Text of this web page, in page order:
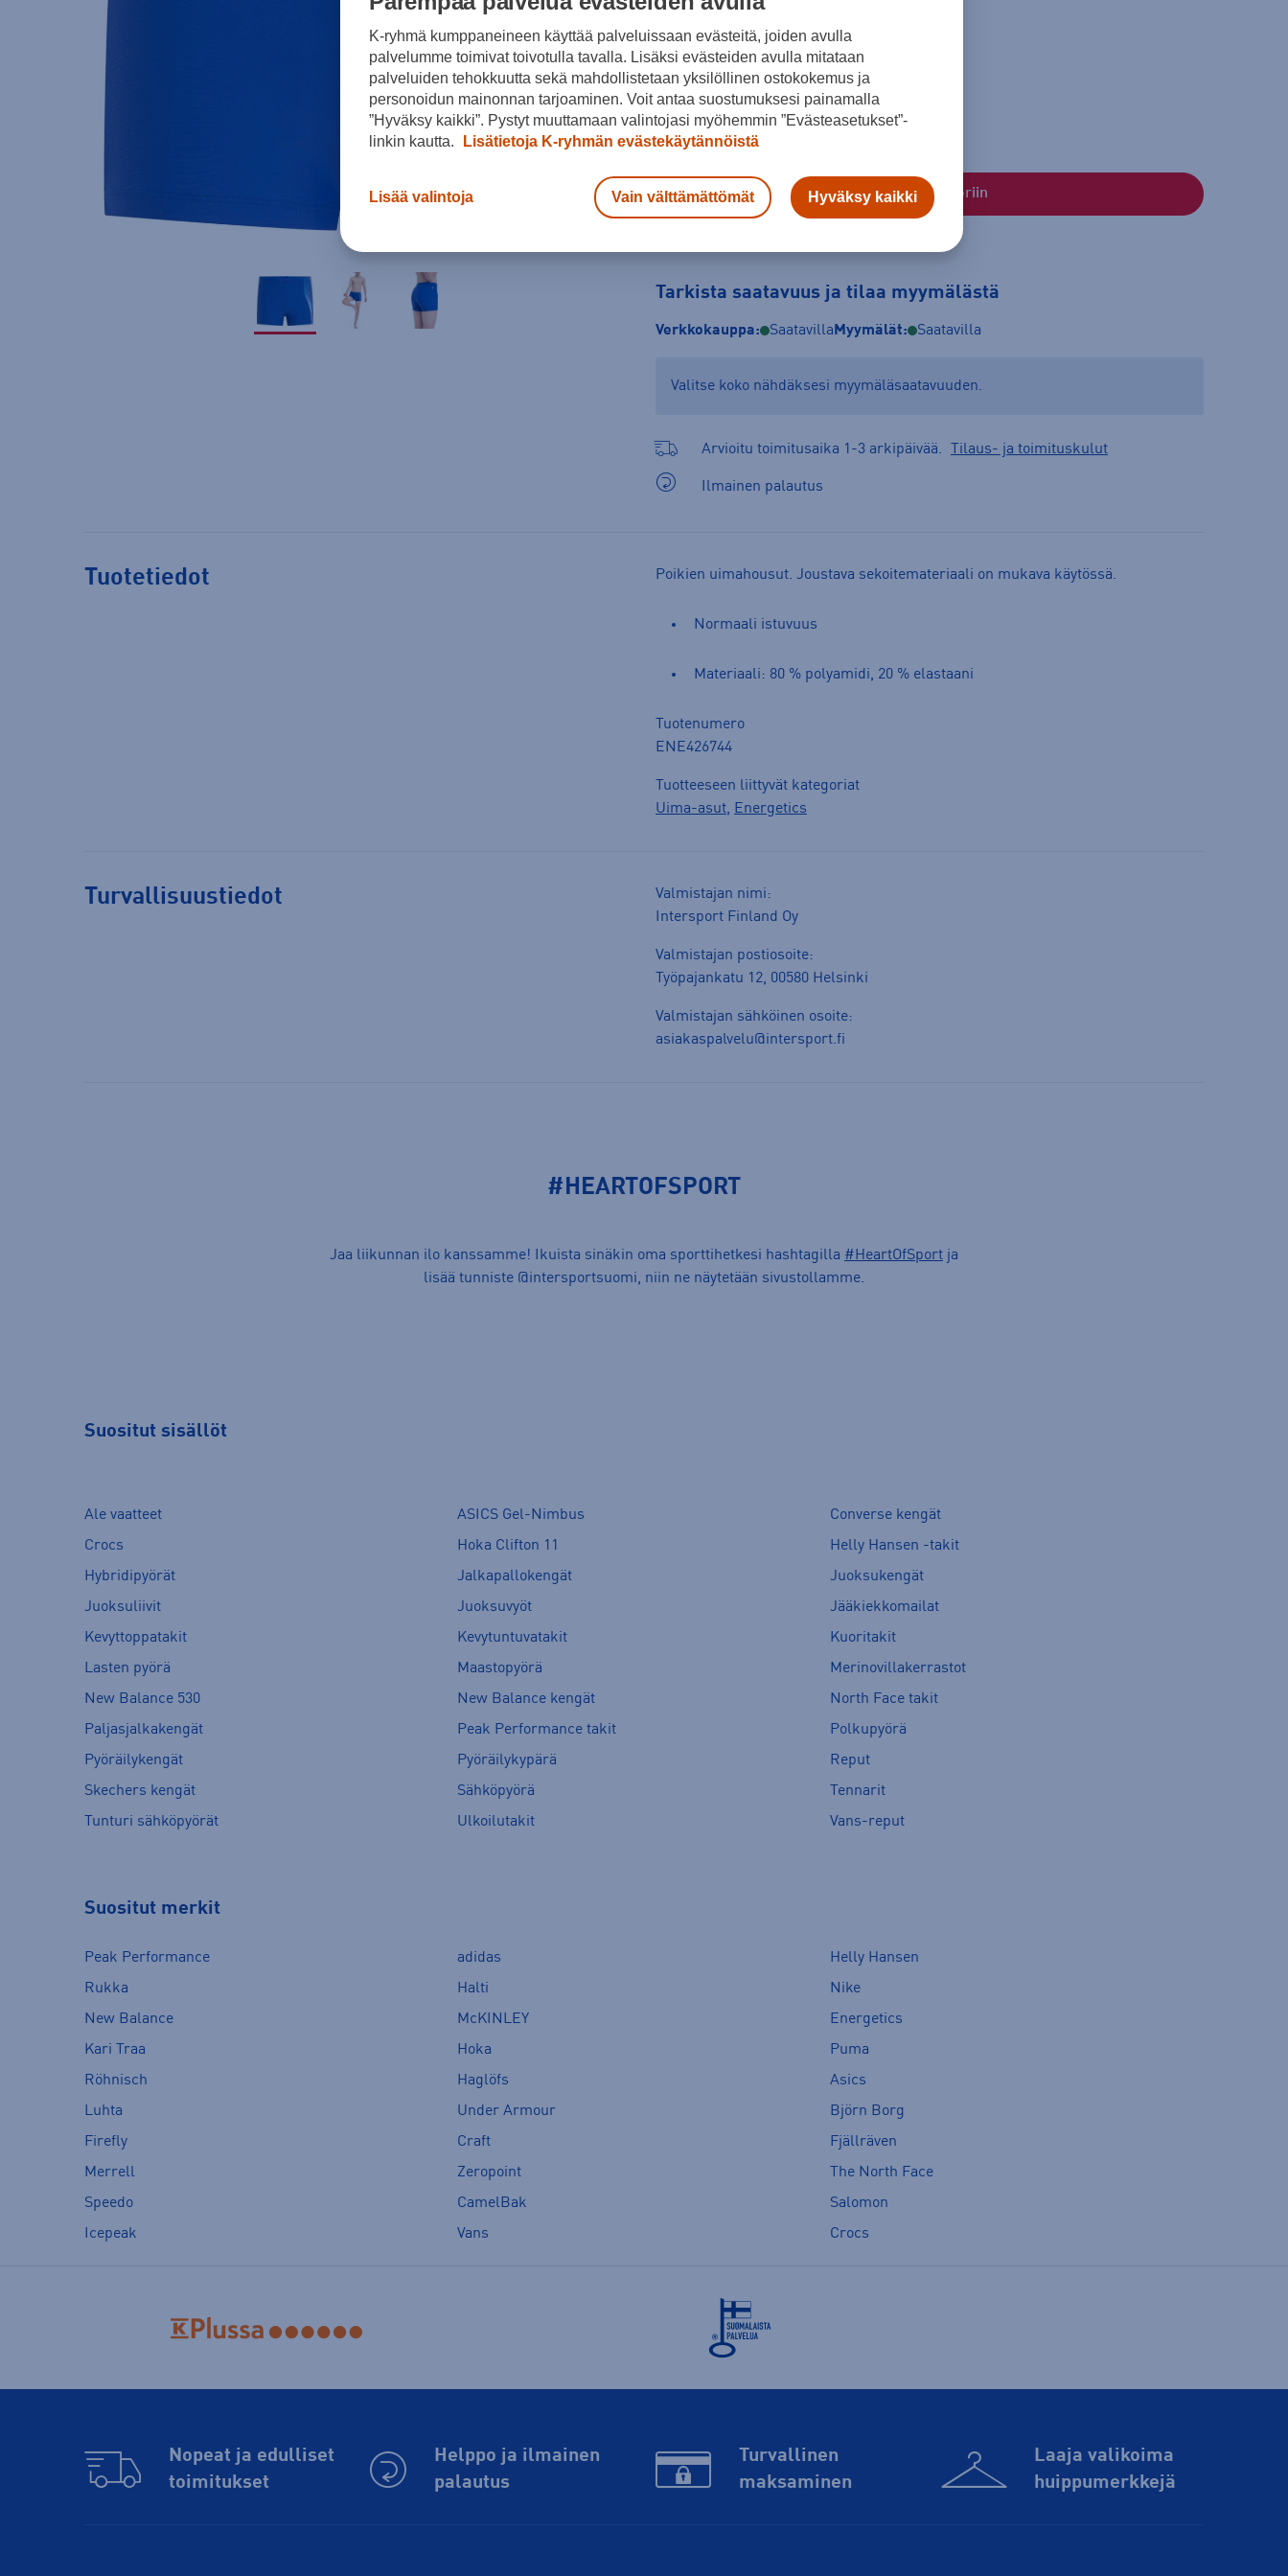
Koko
128 140 152 164
Kokotaulukko
Lisää ostoskoriin
Tarkista saatavuus ja tilaa myymälästä
Verkkokauppa: Saatavilla Myymälät: Saatavilla
Valitse koko nähdäksesi myymäläsaatavuuden.
Arvioitu toimitusaika 1-3 arkipäivää. Tilaus- ja toimituskulut
Ilmainen palautus
Tuotetiedot Poikien uimahousut. Joustava sekoitemateriaali on mukava käytössä.
Normaali istuvuus
Materiaali: 80 % polyamidi, 20 % elastaani
Tuotenumero
ENE426744
Tuotteeseen liittyvät kategoriat
Uima-asut, Energetics
Turvallisuustiedot
Valmistajan nimi:
Intersport Finland Oy
Valmistajan postiosoite:
Työpajankatu 12, 00580 Helsinki
Valmistajan sähköinen osoite:
asiakaspalvelu@intersport.fi
#HEARTOFSPORT
Jaa liikunnan ilo kanssamme! Ikuista sinäkin oma sporttihetkesi hashtagilla #HeartOfSport ja
lisää tunniste @intersportsuomi, niin ne näytetään sivustollamme.
Suositut sisällöt
Ale vaatteet ASICS Gel-Nimbus
Converse kengät
Crocs
Hoka Clifton 11
Helly Hansen -takit
Hybridipyörät
Jalkapallokengät
Juoksukengät
Juoksuliivit
Juoksuvyöt
Jääkiekkomailat
Kevyttoppatakit
Kevytuntuvatakit
Kuoritakit
Lasten pyörä
Maastopyörä
Merinovillakerrastot
New Balance 530
New Balance kengät
North Face takit
Paljasjalkakengät
Peak Performance takit
Polkupyörä
Pyöräilykengät
Pyöräilykypärä
Reput
Skechers kengät
Sähköpyörä
Tennarit
Tunturi sähköpyörät
Ulkoilutakit Vans-reput
Suositut merkit
Peak Performance adidas
Helly Hansen
Rukka
Halti
Nike
New Balance
McKINLEY
Energetics
Kari Traa
Hoka
Puma
Röhnisch
Haglöfs
Asics
Luhta
Under Armour
Björn Borg
Firefly
Craft
Fjällräven
Merrell
Zeropoint
The North Face
Speedo
CamelBak
Salomon
Icepeak
Vans Crocs
Nopeat ja edulliset
toimitukset
Helppo ja ilmainen
palautus
Turvallinen
maksaminen
Laaja valikoima
huippu­merkkejä
K-ryhmä kumppaneineen käyttää palveluissaan evästeitä, joiden avulla
palvelumme toimivat toivotulla tavalla. Lisäksi evästeiden avulla mitataan
palveluiden tehokkuutta sekä mahdollistetaan yksilöllinen ostokokemus ja
personoidun mainonnan tarjoaminen. Voit antaa suostumuksesi painamalla
”Hyväksy kaikki”. Pystyt muuttamaan valintojasi myöhemmin ”Evästeasetukset”-
linkin kautta.
Lisätietoja K-ryhmän evästekäytännöistä
Lisää valintoja Vain välttämättömät Hyväksy kaikki